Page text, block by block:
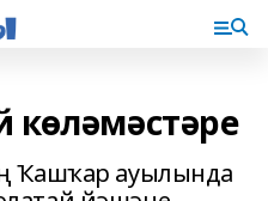
көләмәстәре
Ҡашҡар ауылында